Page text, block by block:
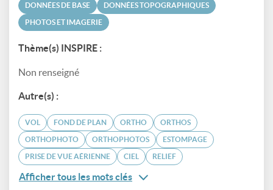
DONNÉES DE BASE DONNÉES TOPOGRAPHIQUES
PHOTOS ET IMAGERIE
Thème(s) INSPIRE :
Non renseigné
Autre(s) :
VOL FOND DE PLAN ORTHO ORTHOS
ORTHOPHOTO ORTHOPHOTOS ESTOMPAGE
PRISE DE VUE AÉRIENNE CIEL RELIEF
Afficher tous les mots clés